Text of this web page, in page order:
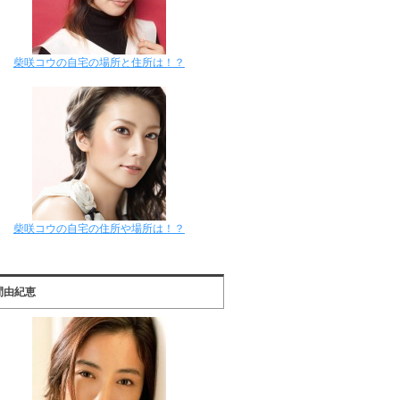
柴咲コウの自宅の場所と住所は！？
柴咲コウの自宅の住所や場所は！？
由紀恵